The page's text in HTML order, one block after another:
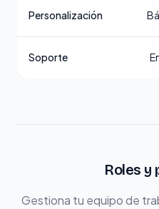
Personalización
Soporte
Roles y
Gestiona tu equipo de